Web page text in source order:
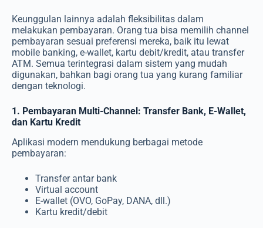
Keunggulan lainnya adalah fleksibilitas dalam
melakukan pembayaran. Orang tua bisa memilih channel
pembayaran sesuai preferensi mereka, baik itu lewat
mobile banking, e-wallet, kartu debit/kredit, atau transfer
ATM. Semua terintegrasi dalam sistem yang mudah
digunakan, bahkan bagi orang tua yang kurang familiar
dengan teknologi.
1. Pembayaran Multi-Channel: Transfer Bank, E-Wallet,
dan Kartu Kredit
Aplikasi modern mendukung berbagai metode
pembayaran:
Transfer antar bank
Virtual account
E-wallet (OVO, GoPay, DANA, dll.)
Kartu kredit/debit